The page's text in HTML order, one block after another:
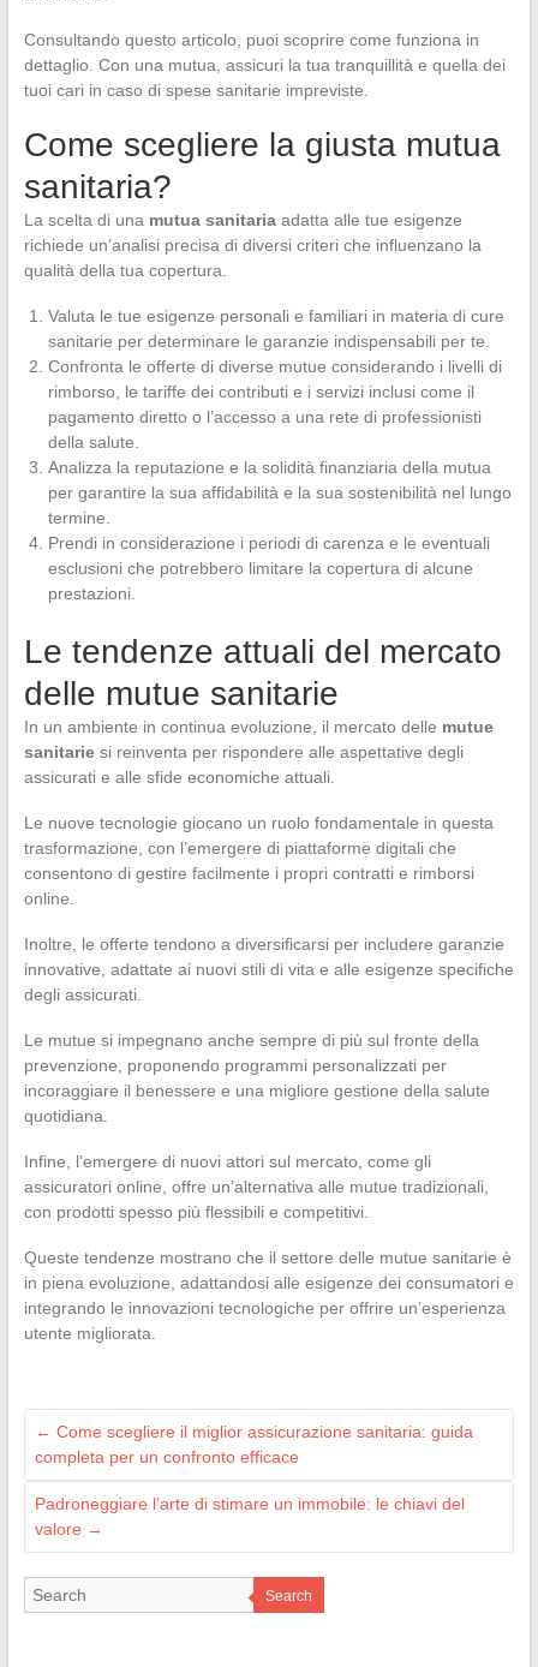
Consultando questo articolo, puoi scoprire come funziona in
dettaglio. Con una mutua, assicuri la tua tranquillità e quella dei
tuoi cari in caso di spese sanitarie impreviste.
Come scegliere la giusta mutua
sanitaria?
La scelta di una mutua sanitariaadatta alle tue esigenze
richiede un’analisi precisa di diversi criteri che influenzano la
qualità della tua copertura.
Valuta le tue esigenze personali e familiari in materia di cure
sanitarie per determinare le garanzie indispensabili per te.
Confronta le offerte di diverse mutue considerando i livelli di
rimborso, le tariffe dei contributi e i servizi inclusi come il
pagamento diretto o l’accesso a una rete di professionisti
della salute.
Analizza la reputazione e la solidità finanziaria della mutua
per garantire la sua affidabilità e la sua sostenibilità nel lungo
termine.
Prendi in considerazione i periodi di carenza e le eventuali
esclusioni che potrebbero limitare la copertura di alcune
prestazioni.
Le tendenze attuali del mercato
delle mutue sanitarie
In un ambiente in continua evoluzione, il mercato delle mutue
sanitariesi reinventa per rispondere alle aspettative degli
assicurati e alle sfide economiche attuali.
Le nuove tecnologie giocano un ruolo fondamentale in questa
trasformazione, con l’emergere di piattaforme digitali che
consentono di gestire facilmente i propri contratti e rimborsi
online.
Inoltre, le offerte tendono a diversificarsi per includere garanzie
innovative, adattate ai nuovi stili di vita e alle esigenze specifiche
degli assicurati.
Le mutue si impegnano anche sempre di più sul fronte della
prevenzione, proponendo programmi personalizzati per
incoraggiare il benessere e una migliore gestione della salute
quotidiana.
Infine, l’emergere di nuovi attori sul mercato, come gli
assicuratori online, offre un’alternativa alle mutue tradizionali,
con prodotti spesso più flessibili e competitivi.
Queste tendenze mostrano che il settore delle mutue sanitarie è
in piena evoluzione, adattandosi alle esigenze dei consumatori e
integrando le innovazioni tecnologiche per offrire un’esperienza
utente migliorata.
← Come scegliere il miglior assicurazione sanitaria: guida
completa per un confronto efficace
Padroneggiare l’arte di stimare un immobile: le chiavi del
valore →
Search